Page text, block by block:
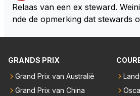
Relaas van een ex steward.
nde de opmerking dat stewards
ohnny heeft nu een ander idool
'objectieve' Johnny.
GRANDS PRIX
Grand Prix van Australië
Grand Prix van China